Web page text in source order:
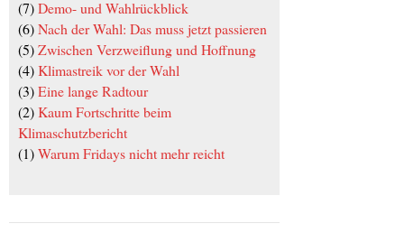
(7)Demo- und Wahlrückblick
(6)Nach der Wahl: Das muss jetzt passieren
(5)Zwischen Verzweiflung und Hoffnung
(4)Klimastreik vor der Wahl
(3)Eine lange Radtour
(2)Kaum Fortschritte beim
Klimaschutzbericht
(1)Warum Fridays nicht mehr reicht